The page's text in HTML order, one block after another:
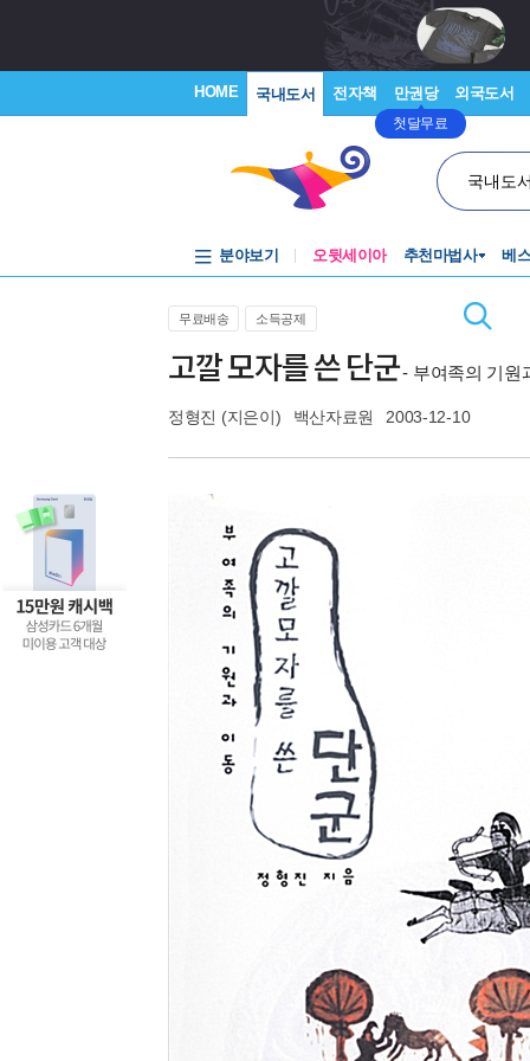
HOME 국내도서 전자책 만권당
첫달무료
외국도서
국내도
분야보기 오뒷세이아 추천마법사 베
무료배송 소득공제
고깔 모자를 쓴 단군- 부여족의 기원
정형진 (지은이) 백산자료원 2003-12-10